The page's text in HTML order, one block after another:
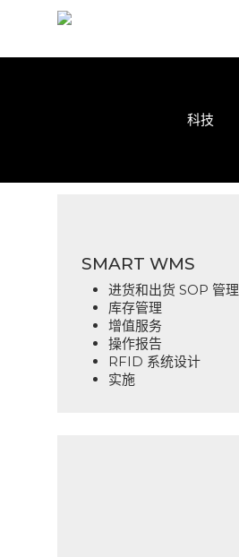
科技
SMART WMS
进货和出货 SOP 管理
库存管理
增值服务
操作报告
RFID 系统设计
实施